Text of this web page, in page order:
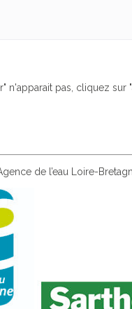
n'apparait pas, cliquez sur
de l’eau Loire-